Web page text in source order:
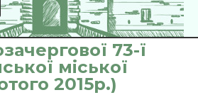
73-ї
міської
2015р.)